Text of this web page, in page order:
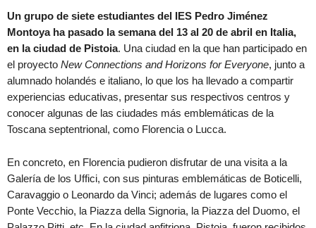
Un grupo de siete estudiantes del IES Pedro Jiménez
Montoya ha pasado la semana del 13 al 20 de abril en Italia,
en la ciudad de Pistoia. Una ciudad en la que han participado en
el proyecto New Connections and Horizons for Everyone, junto a
alumnado holandés e italiano, lo que los ha llevado a compartir
experiencias educativas, presentar sus respectivos centros y
conocer algunas de las ciudades más emblemáticas de la
Toscana septentrional, como Florencia o Lucca.
En concreto, en Florencia pudieron disfrutar de una visita a la
Galería de los Uffici, con sus pinturas emblemáticas de Boticelli,
Caravaggio o Leonardo da Vinci; además de lugares como el
Ponte Vecchio, la Piazza della Signoria, la Piazza del Duomo, el